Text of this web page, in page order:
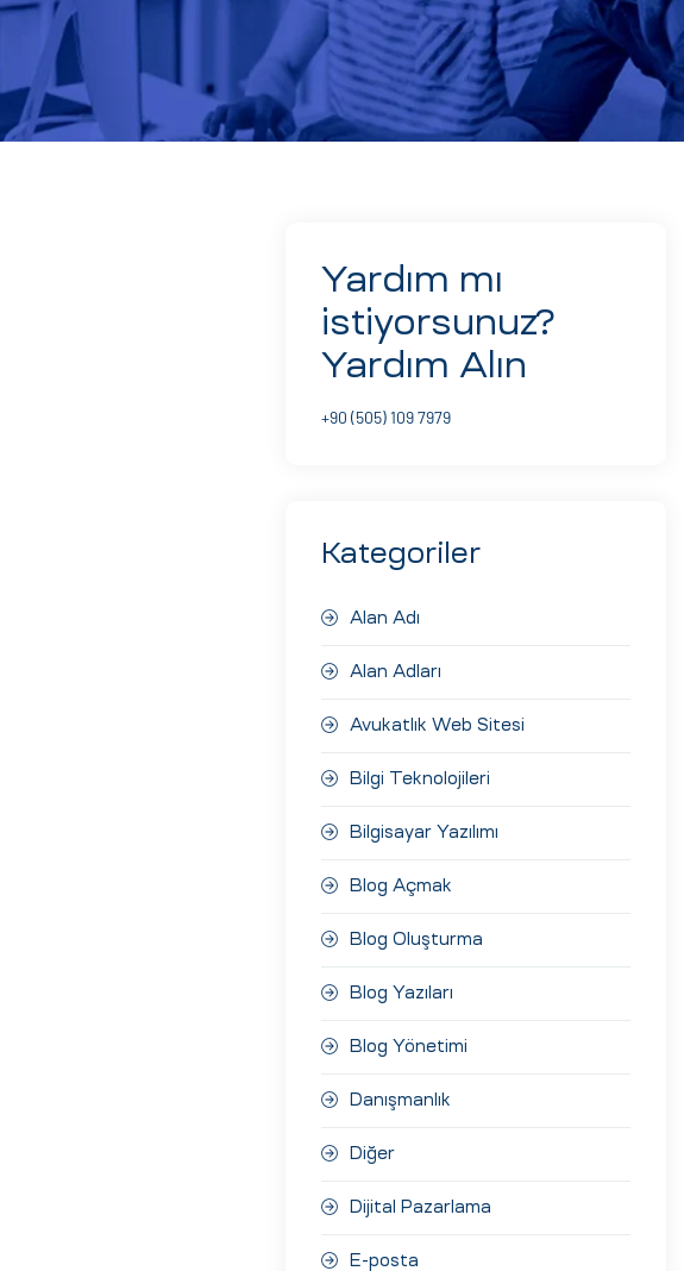
Yardım mı
istiyorsunuz?
Yardım Alın
+90 (505) 109 7979
Kategoriler
Alan Adı
Alan Adları
Avukatlık Web Sitesi
Bilgi Teknolojileri
Bilgisayar Yazılımı
Blog Açmak
Blog Oluşturma
Blog Yazıları
Blog Yönetimi
Danışmanlık
Diğer
Dijital Pazarlama
E-posta